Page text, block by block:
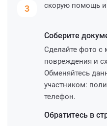
3
скорую помощь
Соберите
Сделайте фото с
повреждения и
Обменяйтесь
участником:
телефон.
Обратитесь в